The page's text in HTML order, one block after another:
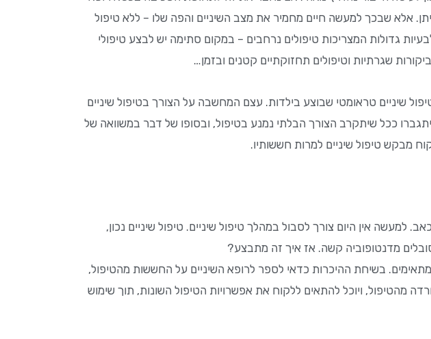
אלא שבכך למעשה חיים מחמיר את מצב השיניים והפה שלו – ללא טיפול
גדולות המצריכות טיפולים נרחבים – במקום סתימה יש לבצע טיפולי
שגרתיות וטיפולים תחזוקתיים קטנים ובזמן…
שיניים טראומטי שבוצע בילדות. עצם המחשבה על הצורך בטיפול שיניים
ככל שיתקרב הצורך הבלתי נמנע בטיפול, ובסופו של דבר במשוואה של
מבקש טיפול שיניים למרות חששותיו.
אין היום צורך לסבול במהלך טיפול שיניים. טיפול שיניים נכון,
מדנטופוביה קשה. אז איך זה מתבצע?
בשיחת ההיכרות כדאי לספר לרופא השיניים על החששות מהטיפול,
מהטיפול, ויוכל להתאים ללקוח את אפשרויות הטיפול השונות, תוך שימוש